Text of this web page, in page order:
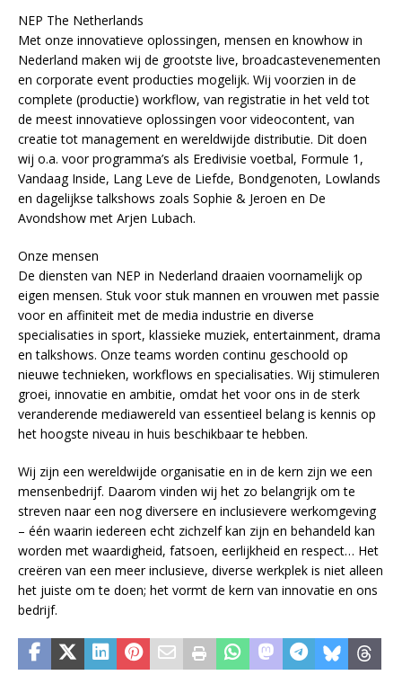
NEP The Netherlands
Met onze innovatieve oplossingen, mensen en knowhow in
Nederland maken wij de grootste live, broadcastevenementen
en corporate event producties mogelijk. Wij voorzien in de
complete (productie) workflow, van registratie in het veld tot
de meest innovatieve oplossingen voor videocontent, van
creatie tot management en wereldwijde distributie. Dit doen
wij o.a. voor programma’s als Eredivisie voetbal, Formule 1,
Vandaag Inside, Lang Leve de Liefde, Bondgenoten, Lowlands
en dagelijkse talkshows zoals Sophie & Jeroen en De
Avondshow met Arjen Lubach.
Onze mensen
De diensten van NEP in Nederland draaien voornamelijk op
eigen mensen. Stuk voor stuk mannen en vrouwen met passie
voor en affiniteit met de media industrie en diverse
specialisaties in sport, klassieke muziek, entertainment, drama
en talkshows. Onze teams worden continu geschoold op
nieuwe technieken, workflows en specialisaties. Wij stimuleren
groei, innovatie en ambitie, omdat het voor ons in de sterk
veranderende mediawereld van essentieel belang is kennis op
het hoogste niveau in huis beschikbaar te hebben.
Wij zijn een wereldwijde organisatie en in de kern zijn we een
mensenbedrijf. Daarom vinden wij het zo belangrijk om te
streven naar een nog diversere en inclusievere werkomgeving
– één waarin iedereen echt zichzelf kan zijn en behandeld kan
worden met waardigheid, fatsoen, eerlijkheid en respect… Het
creëren van een meer inclusieve, diverse werkplek is niet alleen
het juiste om te doen; het vormt de kern van innovatie en ons
bedrijf.